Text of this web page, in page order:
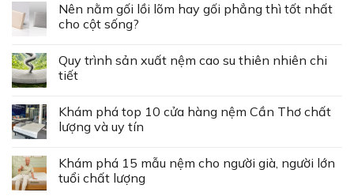
Nên nằm gối lồi lõm hay gối phẳng thì tốt nhất
cho cột sống?
Quy trình sản xuất nệm cao su thiên nhiên chi
tiết
Khám phá top 10 cửa hàng nệm Cần Thơ chất
lượng và uy tín
Khám phá 15 mẫu nệm cho người già, người lớn
tuổi chất lượng